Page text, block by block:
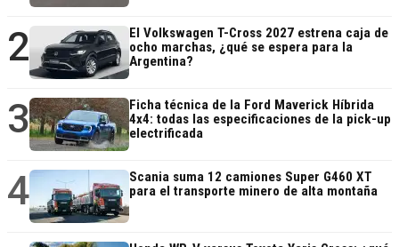
2
El Volkswagen T-Cross 2027 estrena caja de
ocho marchas, ¿qué se espera para la
Argentina?
3
Ficha técnica de la Ford Maverick Híbrida
4x4: todas las especificaciones de la pick-up
electrificada
4
Scania suma 12 camiones Super G460 XT
para el transporte minero de alta montaña